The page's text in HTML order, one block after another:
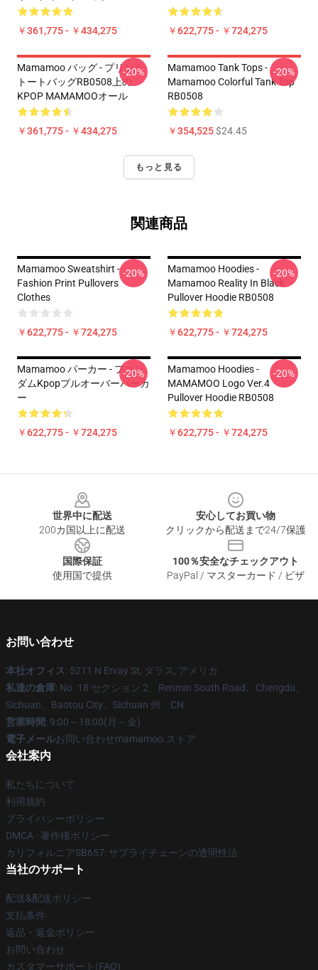
￥361,775 - ￥434,275 ￥622,775 - ￥724,275
Mamamoo バッグ - プリント
トートバッグRB0508上の
KPOP MAMAMOOオール
￥361,775 - ￥434,275
-20%
Mamamoo Tank Tops -
Mamamoo Colorful Tank Top
RB0508
￥354,525$24.45
-20%
もっと見る
関連商品
Mamamoo Sweatshirt -
Fashion Print Pullovers
Clothes
￥622,775 - ￥724,275
-20%
Mamamoo Hoodies -
Mamamoo Reality In Black
Pullover Hoodie RB0508
￥622,775 - ￥724,275
-20%
Mamamoo パーカー - ファン
ダムKpopプルオーバーパーカ
ー
￥622,775 - ￥724,275
-20%
Mamamoo Hoodies -
MAMAMOO Logo Ver.4
Pullover Hoodie RB0508
￥622,775 - ￥724,275
-20%
世界中に配送
200カ国以上に配送
安心してお買い物
クリックから配送まで24/7保護
国際保証
使用国で提供
100％安全なチェックアウト
PayPal / マスターカード / ビザ
お問い合わせ
本社オフィス: 5211 N Ervay St, ダラス, アメリカ
私達の倉庫: No. 18 セクション 2、Renmin South Road、Chengdu、
Sichuan、Baotou City、Sichuan 州、CN
営業時間: 9:00～18:00(月～金)
電子メールお問い合わせmamamoo.ストア
会社案内
私たちについて
利用規約
プライバシーポリシー
DMCA - 著作権ポリシー
カリフォルニアSB657: サプライチェーンの透明性法
当社のサポート
配送&配送ポリシー
支払条件
返品・返金ポリシー
お問い合わせ
カスタマーサポート(FAQ)